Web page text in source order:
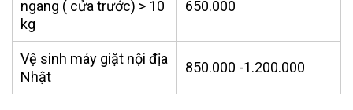
ngang ( cửa trước) > 10
kg
650.000
Vệ sinh máy giặt nội địa
Nhật
850.000 -1.200.000